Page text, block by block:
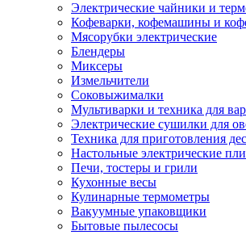
Электрические чайники и
Кофеварки, кофемашины и
Мясорубки электрические
Блендеры
Миксеры
Измельчители
Соковыжималки
Мультиварки и техника для
Электрические сушилки для
Техника для приготовления
Настольные электрические
Печи, тостеры и грили
Кухонные весы
Кулинарные термометры
Вакуумные упаковщики
Бытовые пылесосы